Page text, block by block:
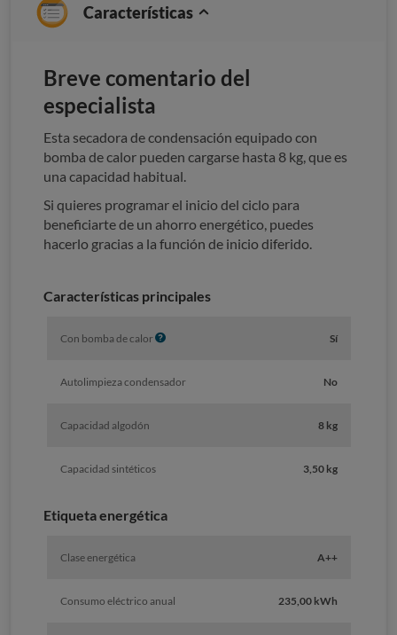
Características
Breve comentario del
especialista
Esta secadora de condensación equipado con
bomba de calor pueden cargarse hasta 8 kg, que es
una capacidad habitual.
Si quieres programar el inicio del ciclo para
beneficiarte de un ahorro energético, puedes
hacerlo gracias a la función de inicio diferido.
Características principales
Con bomba de calorI
o
Sí
Autolimpieza condensador No
Capacidad algodón 8 kg
Capacidad sintéticos 3,50 kg
Etiqueta energética
Clase energética A++
Consumo eléctrico anual 235,00 kWh